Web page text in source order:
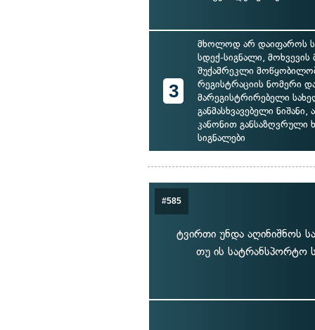
3
მხოლოდ არ დაიფაროს
სდექ-სიგნალი, მოხვევის
შუქამრეკლი
რეგისტრაციის ნომერი
მარეგისტრირებელი
განმასხვავებელი ნიშანი,
კანონით განსაზღვრული
სიგნალები
#585
ტვირთი უნდა აღინიშნოს
თუ ის სატრანსპორტო